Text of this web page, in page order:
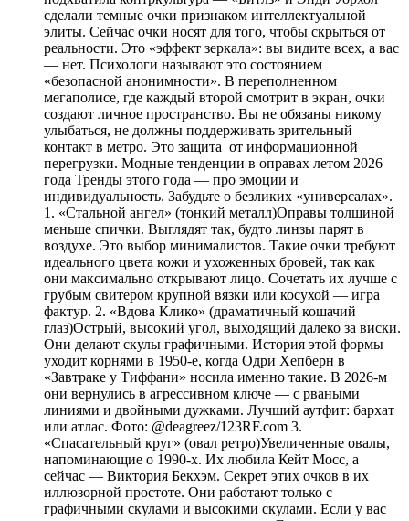
сделали темные очки признаком интеллектуальной
элиты. Сейчас очки носят для того, чтобы скрыться от
реальности. Это «эффект зеркала»: вы видите всех, а вас
— нет. Психологи называют это состоянием
«безопасной анонимности». В переполненном
мегаполисе, где каждый второй смотрит в экран, очки
создают личное пространство. Вы не обязаны никому
улыбаться, не должны поддерживать зрительный
контакт в метро. Это защита от информационной
перегрузки. Модные тенденции в оправах летом 2026
года Тренды этого года — про эмоции и
индивидуальность. Забудьте о безликих «универсалах».
1. «Стальной ангел» (тонкий металл)Оправы толщиной
меньше спички. Выглядят так, будто линзы парят в
воздухе. Это выбор минималистов. Такие очки требуют
идеального цвета кожи и ухоженных бровей, так как
они максимально открывают лицо. Сочетать их лучше с
грубым свитером крупной вязки или косухой — игра
фактур. 2. «Вдова Клико» (драматичный кошачий
глаз)Острый, высокий угол, выходящий далеко за виски.
Они делают скулы графичными. История этой формы
уходит корнями в 1950-е, когда Одри Хепберн в
«Завтраке у Тиффани» носила именно такие. В 2026-м
они вернулись в агрессивном ключе — с рваными
линиями и двойными дужками. Лучший аутфит: бархат
или атлас. Фото: @deagreez/123RF.com 3.
«Спасательный круг» (овал ретро)Увеличенные овалы,
напоминающие о 1990-х. Их любила Кейт Мосс, а
сейчас — Виктория Бекхэм. Секрет этих очков в их
иллюзорной простоте. Они работают только с
графичными скулами и высокими скулами. Если у вас